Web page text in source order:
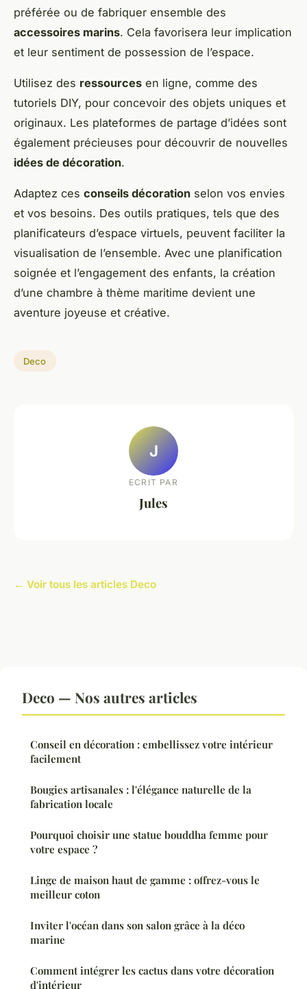
préférée ou de fabriquer ensemble des
accessoires marins. Cela favorisera leur implication
et leur sentiment de possession de l’espace.
Utilisez des ressources en ligne, comme des
tutoriels DIY, pour concevoir des objets uniques et
originaux. Les plateformes de partage d’idées sont
également précieuses pour découvrir de nouvelles
idées de décoration.
Adaptez ces conseils décoration selon vos envies
et vos besoins. Des outils pratiques, tels que des
planificateurs d’espace virtuels, peuvent faciliter la
visualisation de l’ensemble. Avec une planification
soignée et l’engagement des enfants, la création
d’une chambre à thème maritime devient une
aventure joyeuse et créative.
Deco
J
ECRIT PAR
Jules
← Voir tous les articles Deco
Deco — Nos autres articles
Conseil en décoration : embellissez votre intérieur
facilement
Bougies artisanales : l'élégance naturelle de la
fabrication locale
Pourquoi choisir une statue bouddha femme pour
votre espace ?
Linge de maison haut de gamme : offrez-vous le
meilleur coton
Inviter l'océan dans son salon grâce à la déco
marine
Comment intégrer les cactus dans votre décoration
d'intérieur